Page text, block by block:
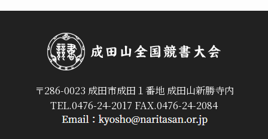
〒286-0023 成田市成田１番地 成田山新勝寺内
TEL.0476-24-2017 FAX.0476-24-2084